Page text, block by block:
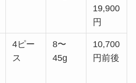
19,900
円
4ピー
ス
8〜
45g
10,700
円前後